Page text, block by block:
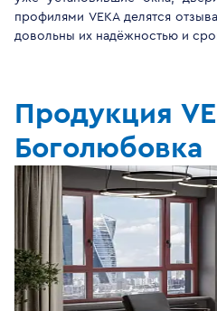
профилями VEKA делятся
довольны их надёжностью и
Продукция
Боголюбовка